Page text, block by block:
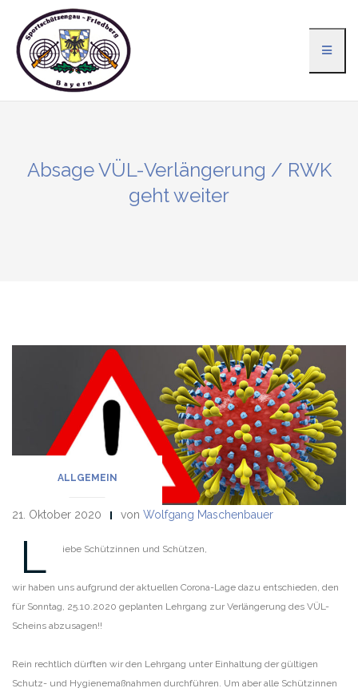
Inhalt
springen
Absage VÜL-Verlängerung / RWK
geht weiter
ALLGEMEIN
21. Oktober 2020 von Wolfgang Maschenbauer
L iebe Schützinnen und Schützen,
wir haben uns aufgrund der aktuellen Corona-Lage dazu entschieden, den
für Sonntag, 25.10.2020 geplanten Lehrgang zur Verlängerung des VÜL-
Scheins abzusagen!!
Rein rechtlich dürften wir den Lehrgang unter Einhaltung der gültigen
Schutz- und Hygienemaßnahmen durchführen. Um aber alle Schützinnen